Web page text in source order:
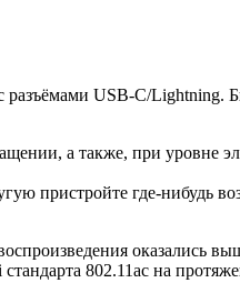
USB-C/Lightning.
а также, при уровне
пристройте где-нибудь
оказались
802.11ac на